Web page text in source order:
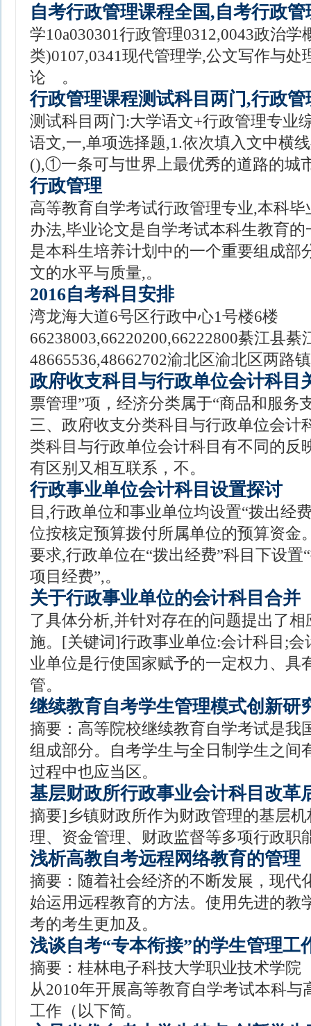
自考行政管理课程全国,自考行政管
学10a030301行政管理0312,0043政治
类)0107,0341现代管理学,公文写作与处
论 。
行政管理课程测试科目两门,行政
测试科目两门:大学语文+行政管理专业
语文,一,单项选择题,1.依次填入文中横
(),①一条可与世界上最优秀的道路的城
行政管理
高等教育自学考试行政管理专业,本科
办法,毕业论文是自学考试本科生教育
是本科生培养计划中的一个重要组成部
文的水平与质量,。
2016自考科目安排
湾龙海大道6号区行政中心1号楼6楼
66238003,66220200,66222800綦江县
48665536,48662702渝北区渝北区两路
政府收支科目与行政单位会计科目
票管理”项，经济分类属于“商品和服务
三、政府收支分类科目与行政单位会计
类科目与行政单位会计科目有不同的反
有区别又相互联系，不。
行政事业单位会计科目设置探讨
目,行政单位和事业单位均设置“拨出经
位按核定预算拨付所属单位的预算资金
要求,行政单位在“拨出经费”科目下设置
项目经费”,。
关于行政事业单位的会计科目合并
了具体分析,并针对存在的问题提出了
施。[关键词]行政事业单位:会计科目;会
业单位是行使国家赋予的一定权力、具
管。
继续教育自考学生管理模式创新研
摘要：高等院校继续教育自学考试是我
组成部分。自考学生与全日制学生之间
过程中也应当区。
基层财政所行政事业会计科目改革
摘要]乡镇财政所作为财政管理的基层
理、资金管理、财政监督等多项行政职
浅析高教自考远程网络教育的管理
摘要：随着社会经济的不断发展，现代
始运用远程教育的方法。使用先进的教
考的考生更加及。
浅谈自考“专本衔接”的学生管理工
摘要：桂林电子科技大学职业技术学院
从2010年开展高等教育自学考试本科与
工作（以下简。